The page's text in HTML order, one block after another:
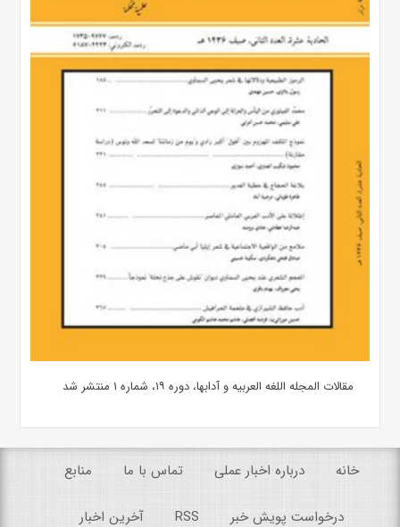
مقالات المجله اللغه العربیه و آدابها، دوره ۱۹، شماره ۱ منتشر شد
خانه درباره اخبار عملی تماس با ما منابع
درخواست پویش خبر RSS آخرین اخبار